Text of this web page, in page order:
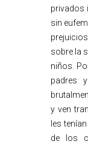
privados
sin
sobre la
niños.
padres
y ven
les
de los